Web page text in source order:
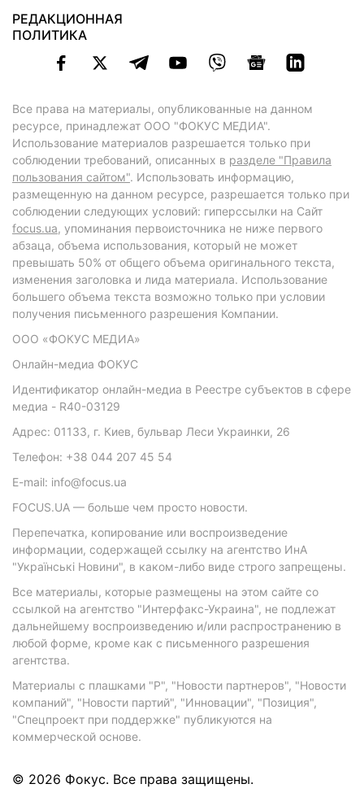
РЕДАКЦИОННАЯ
ПОЛИТИКА
Все права на материалы, опубликованные на данном
ресурсе, принадлежат ООО "ФОКУС МЕДИА".
Использование материалов разрешается только при
соблюдении требований, описанных в разделе "Правила
пользования сайтом". Использовать информацию,
размещенную на данном ресурсе, разрешается только при
соблюдении следующих условий: гиперссылки на Сайт
focus.ua, упоминания первоисточника не ниже первого
абзаца, объема использования, который не может
превышать 50% от общего объема оригинального текста,
изменения заголовка и лида материала. Использование
большего объема текста возможно только при условии
получения письменного разрешения Компании.
ООО «ФОКУС МЕДИА»
Онлайн-медиа ФОКУС
Идентификатор онлайн-медиа в Реестре субъектов в сфере
медиа - R40-03129
Адрес: 01133, г. Киев, бульвар Леси Украинки, 26
Телефон: +38 044 207 45 54
E-mail: info@focus.ua
FOCUS.UA — больше чем просто новости.
Перепечатка, копирование или воспроизведение
информации, содержащей ссылку на агентство ИнА
"Українські Новини", в каком-либо виде строго запрещены.
Все материалы, которые размещены на этом сайте со
ссылкой на агентство "Интерфакс-Украина", не подлежат
дальнейшему воспроизведению и/или распространению в
любой форме, кроме как с письменного разрешения
агентства.
Материалы с плашками "Р", "Новости партнеров", "Новости
компаний", "Новости партий", "Инновации", "Позиция",
"Спецпроект при поддержке" публикуются на
коммерческой основе.
© 2026 Фокус. Все права защищены.